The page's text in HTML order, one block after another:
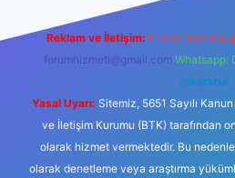
Reklam ve İletişim: E-mail:
forumhizmeti@gmail.com Whatsapp:
@karabul
Yasal Uyarı: Sitemiz, 5651 Sayılı
ve İletişim Kurumu (BTK) tarafından
olarak hizmet vermektedir. Bu
olarak denetleme veya araştırma